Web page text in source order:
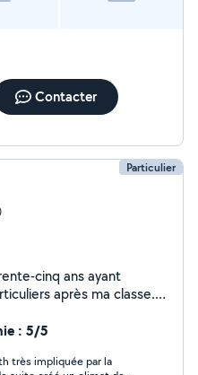
Contacter
Particulier
cinq ans ayant
après ma classe.
récompense.
: 5/5
très impliquée par la